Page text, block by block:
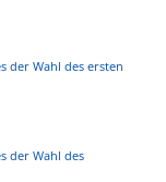
der Wahl des ersten
der Wahl des